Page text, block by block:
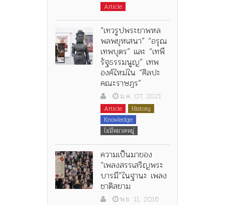
Article
“เทวรูปพระยาพหล
พลพยุหเสนา” “อรุณ
เทพบุตร” และ “เทพี
รัฐธรรมนูญ” เทพ
องค์ใหม่ใน “ศิลปะ
คณะราษฎร”
ม.ค. 07, 2021
Article
History
Knowledge
ไม่มีหมวดหมู่
ความเป็นมาของ
“เพลงสรรเสริญพระ
บารมี”ในฐานะ เพลง
ชาติสยาม
พ.ย. 11, 2016